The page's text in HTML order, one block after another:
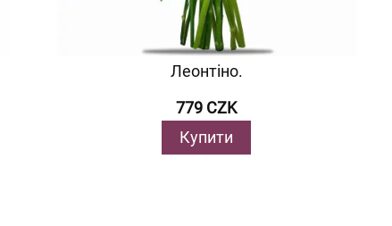
Леонтіно.
779 CZK
Купити